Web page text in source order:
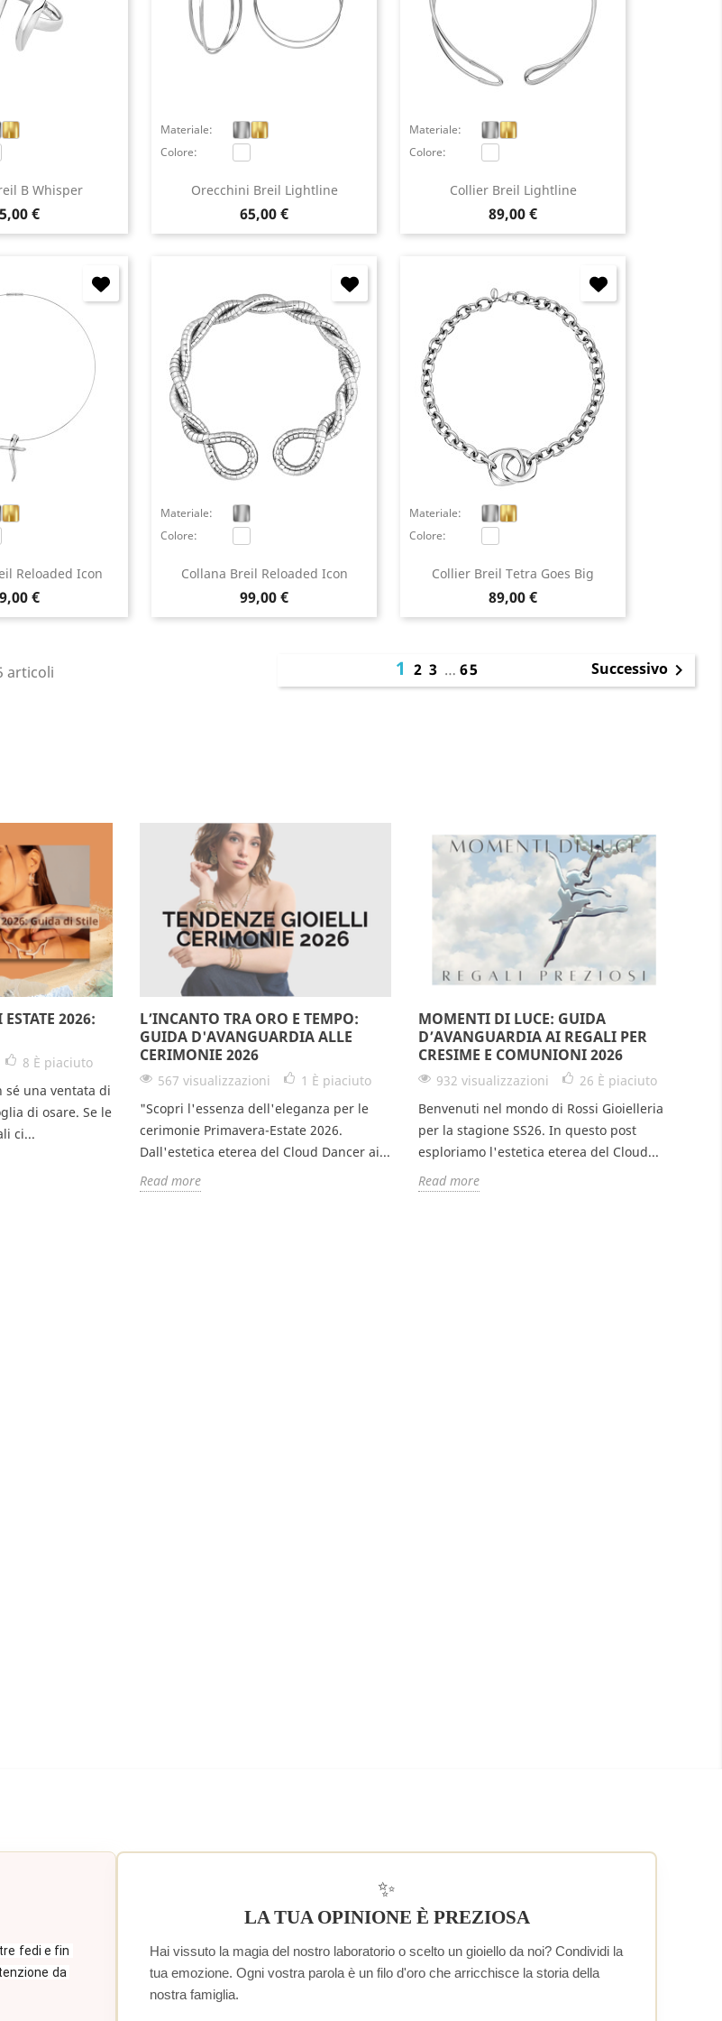
B Whisper
€
Orecchini Breil Lightline
Prezzo
65,00 €
Materiale:
Colore:
Collier Breil Lightline
Prezzo
89,00 €
Materiale:
Colore:
Reloaded Icon
€
Collana Breil Reloaded Icon
Prezzo
99,00 €
Materiale:
Colore:
Collier Breil Tetra Goes Big
Prezzo
89,00 €
Materiale:
Colore:
articoli 1 2 3 … 65 Successivo
2026:
8 È piaciuto
sé una ventata di
di osare. Se le
ci...
L’INCANTO TRA ORO E TEMPO:
GUIDA D'AVANGUARDIA ALLE
CERIMONIE 2026
567 visualizzazioni 1 È piaciuto
"Scopri l'essenza dell'eleganza per le
cerimonie Primavera-Estate 2026.
Dall'estetica eterea del Cloud Dancer ai...
Read more
MOMENTI DI LUCE: GUIDA
D’AVANGUARDIA AI REGALI PER
CRESIME E COMUNIONI 2026
932 visualizzazioni 26 È piaciuto
Benvenuti nel mondo di Rossi Gioielleria
per la stagione SS26. In questo post
esploriamo l'estetica eterea del Cloud...
Read more
fedi e fin
da
✨
LA TUA OPINIONE È PREZIOSA
Hai vissuto la magia del nostro laboratorio o scelto un gioiello da noi? Condividi la
tua emozione. Ogni vostra parola è un filo d'oro che arricchisce la storia della
nostra famiglia.
Accedi